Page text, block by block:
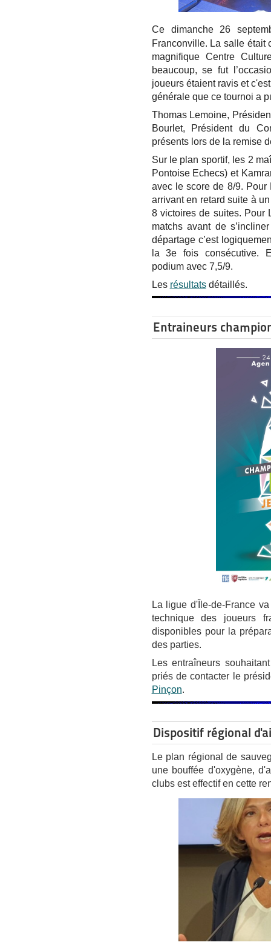
Ce dimanche 26
Franconville. La salle était
magnifique Centre
beaucoup, se fut
joueurs étaient ravis et
générale que ce tournoi a
Thomas Lemoine,
Bourlet, Président du
présents lors de la remise
Sur le plan sportif, les 2
Pontoise Echecs) et
avec le score de 8/9.
arrivant en retard suite à
8 victoires de suites. Pour
matchs avant de
départage c’est
la 3e fois consécutive.
podium avec 7,5/9.
Les résultatsdétaillés.
Entraineurs
La ligue d'Île-de-France
technique des joueurs
disponibles pour la
des parties.
Les entraîneurs
priés de contacter le
Pinçon.
Dispositif régional
Le plan régional de
une bouffée d'oxygène,
clubs est effectif en cette